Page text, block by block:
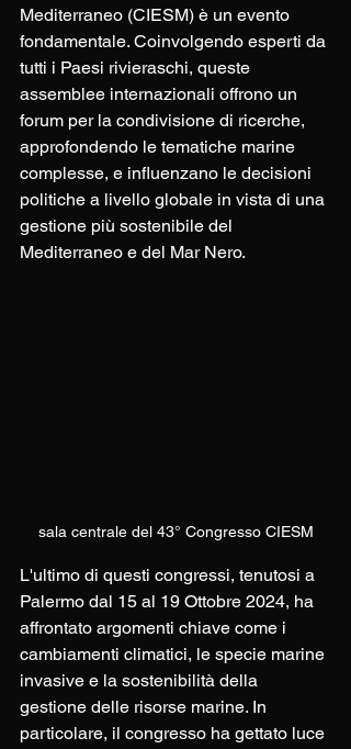
Mediterraneo (CIESM) è un evento
fondamentale. Coinvolgendo esperti da
tutti i Paesi rivieraschi, queste
assemblee internazionali offrono un
forum per la condivisione di ricerche,
approfondendo le tematiche marine
complesse, e influenzano le decisioni
politiche a livello globale in vista di una
gestione più sostenibile del
Mediterraneo e del Mar Nero.
sala centrale del 43° Congresso CIESM
L'ultimo di questi congressi, tenutosi a
Palermo dal 15 al 19 Ottobre 2024, ha
affrontato argomenti chiave come i
cambiamenti climatici, le specie marine
invasive e la sostenibilità della
gestione delle risorse marine. In
particolare, il congresso ha gettato luce